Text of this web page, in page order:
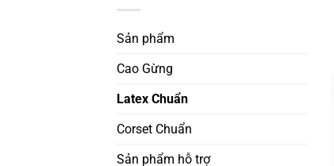
Sản phẩm
Cao Gừng
Latex Chuẩn
Corset Chuẩn
Sản phẩm hỗ trợ